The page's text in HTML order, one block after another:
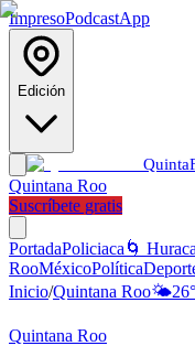
ImpresoPodcastApp
Edición
Quinta
Quintana Roo
Suscríbete gratis
PortadaPoliciaca 🌀
RooMéxicoPolítica
Inicio/Quintana Roo🌤️26
Quintana Roo